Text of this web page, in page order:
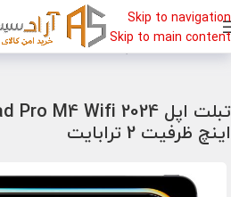
Skip to navigation
Skip to main content
خانه/تبلت/تبلت اپل
اینچ ظرفیت 2 ترابایت